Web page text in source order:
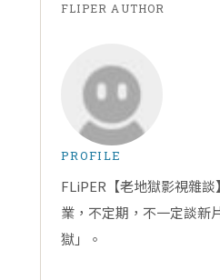
FLIPER AUTHOR
PROFILE
FLiPER【老地獄影視雜
業，不定期，不一定談新
獄」。